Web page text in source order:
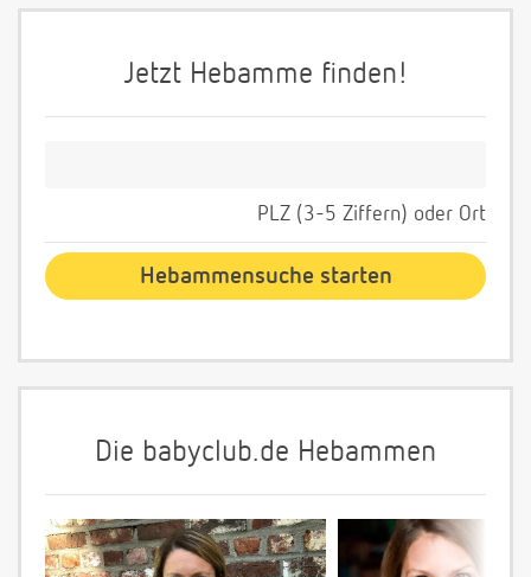
Jetzt Hebamme finden!
PLZ (3-5 Ziffern) oder Ort
Die babyclub.de Hebammen